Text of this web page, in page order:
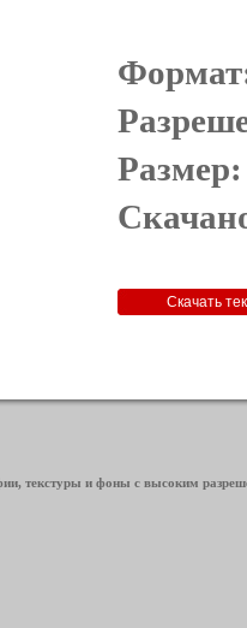
текстуры и фоны с высоким